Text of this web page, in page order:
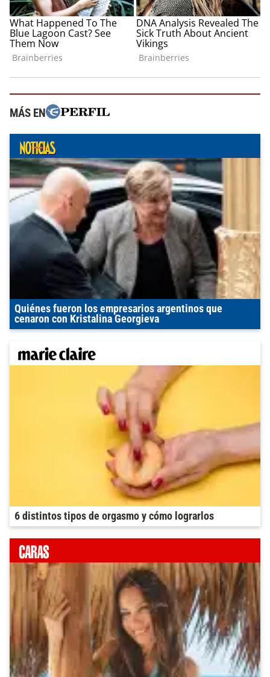
MÁS EN
Quiénes fueron los empresarios argentinos que
cenaron con Kristalina Georgieva
6 distintos tipos de orgasmo y cómo lograrlos